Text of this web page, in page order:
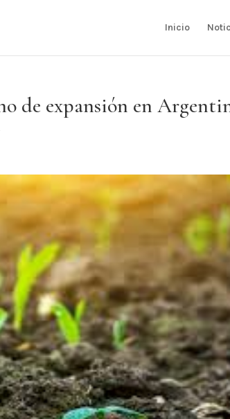
Inicio
de expansión en